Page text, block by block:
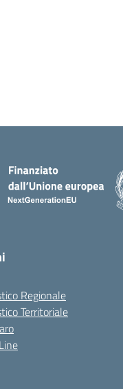
Regionale
Territoriale